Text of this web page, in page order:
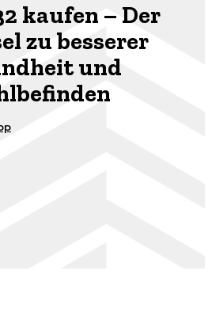
kaufen – Der
zu besserer
und